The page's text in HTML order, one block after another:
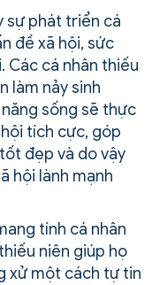
sự phát triển cá
đề xã hội, sức
Các cá nhân thiếu
làm nảy sinh
sống sẽ thực
tích cực, góp
đẹp và do vậy
hội lành mạnh
tính cá nhân
niên giúp họ
xử một cách tự tin